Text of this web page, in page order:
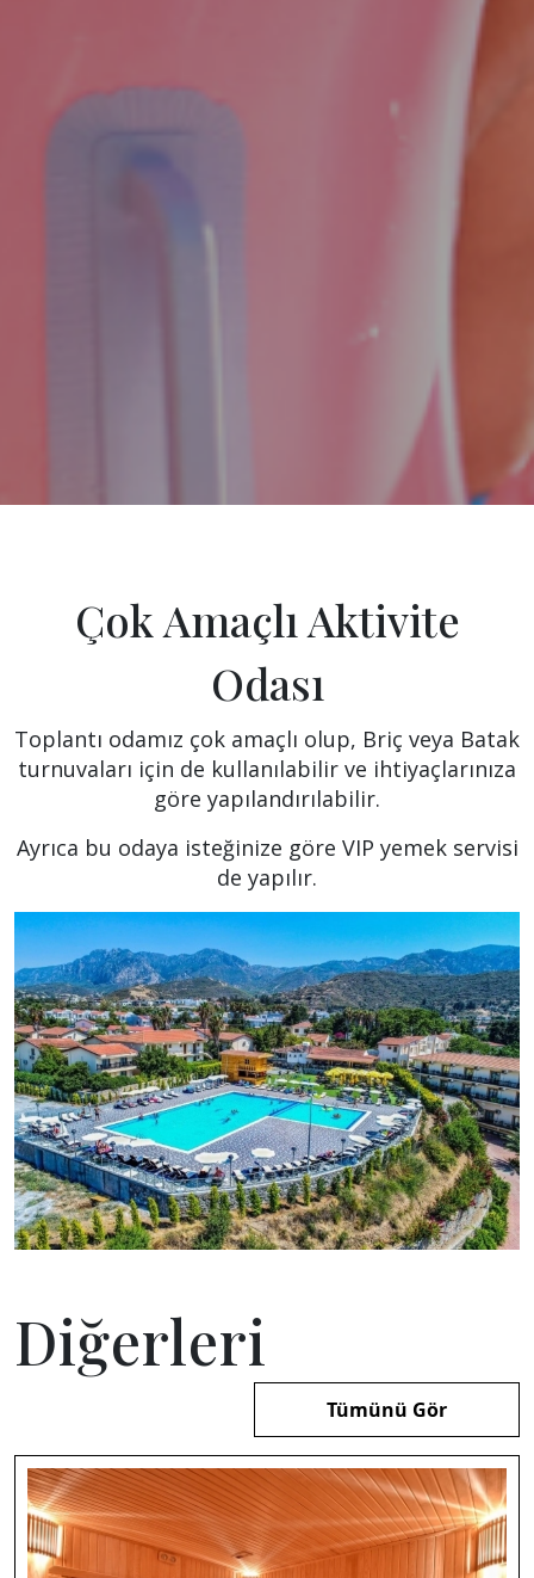
Çok Amaçlı Aktivite
Odası
Toplantı odamız çok amaçlı olup, Briç veya Batak
turnuvaları için de kullanılabilir ve ihtiyaçlarınıza
göre yapılandırılabilir.
Ayrıca bu odaya isteğinize göre VIP yemek servisi
de yapılır.
Diğerleri
Tümünü Gör